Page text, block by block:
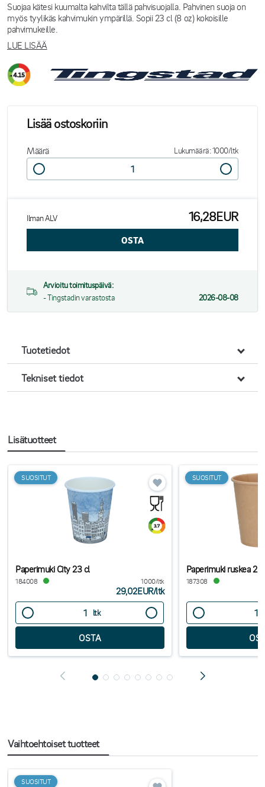
Suojaa kätesi kuumalta kahvilta tällä pahvisuojalla. Pahvinen suoja on
myös tyylikäs kahvimukin ympärillä. Sopii 23 cl (8 oz) kokoisille
pahvimukeille.
LUE LISÄÄ
Lisää ostoskoriin
Määrä Lukumäärä: 1000/ltk
Ilman ALV 16,28EUR
Arvioitu toimituspäivä:
- Tingstadin varastosta
2026-08-08
Tuotetiedot
Tekniset tiedot
Lisätuotteet
SUOSITUT
Paperimuki City 23 cl
184008 1000/ltk
29,02EUR/ltk
ltk
SUOSITUT
Paperimuki ruskea 23
187308
Vaihtoehtoiset tuotteet
SUOSITUT